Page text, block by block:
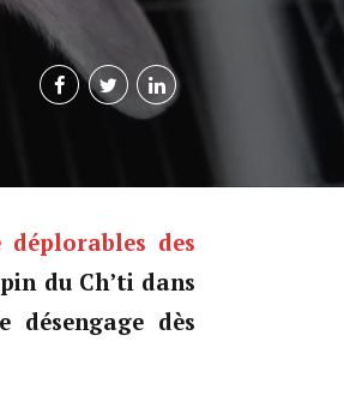
des
du Ch’ti dans
désengage dès